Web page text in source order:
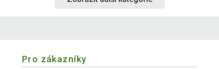
Pro zákazníky